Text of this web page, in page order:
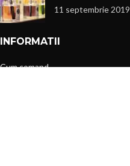
11 septembrie 2019
INFORMATII
Cum comand